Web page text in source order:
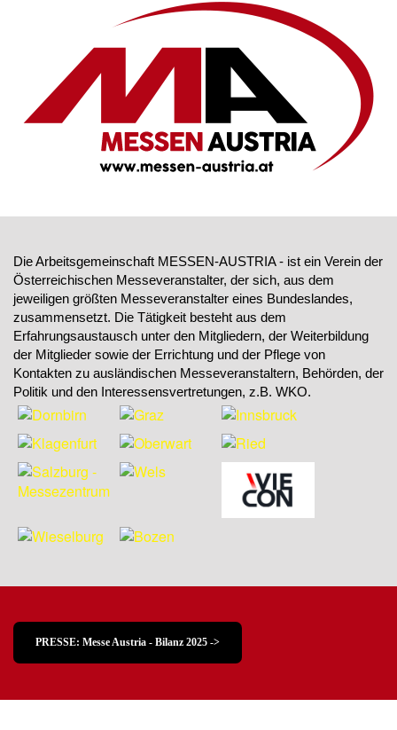
Die Arbeitsgemeinschaft MESSEN-AUSTRIA - ist ein Verein der
Österreichischen Messeveranstalter, der sich, aus dem
jeweiligen größten Messeveranstalter eines Bundeslandes,
zusammensetzt. Die Tätigkeit besteht aus dem
Erfahrungsaustausch unter den Mitgliedern, der Weiterbildung
der Mitglieder sowie der Errichtung und der Pflege von
Kontakten zu ausländischen Messeveranstaltern, Behörden, der
Politik und den Interessensvertretungen, z.B. WKO.
PRESSE: Messe Austria - Bilanz 2025 ->